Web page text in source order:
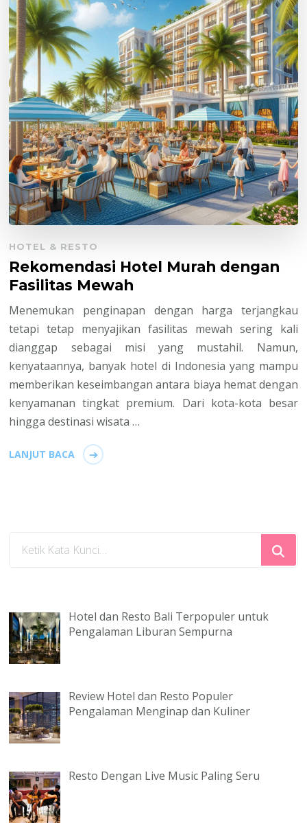
HOTEL & RESTO
Rekomendasi Hotel Murah dengan
Fasilitas Mewah
Menemukan penginapan dengan harga terjangkau
tetapi tetap menyajikan fasilitas mewah sering kali
dianggap sebagai misi yang mustahil. Namun,
kenyataannya, banyak hotel di Indonesia yang mampu
memberikan keseimbangan antara biaya hemat dengan
kenyamanan tingkat premium. Dari kota-kota besar
hingga destinasi wisata …
LANJUT BACA
Hotel dan Resto Bali Terpopuler untuk
Pengalaman Liburan Sempurna
Review Hotel dan Resto Populer
Pengalaman Menginap dan Kuliner
Resto Dengan Live Music Paling Seru